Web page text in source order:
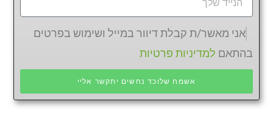
אני מאשר/ת קבלת דיוור במייל ושימוש בפרטים
בהתאם למדיניות פרטיות
אשמח שלוכד נחשים יתקשר אליי